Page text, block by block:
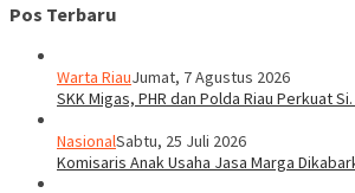
Pos Terbaru
Warta RiauJumat, 7 Agustus 2026
SKK Migas, PHR dan Polda Riau Perkuat
NasionalSabtu, 25 Juli 2026
Komisaris Anak Usaha Jasa Marga